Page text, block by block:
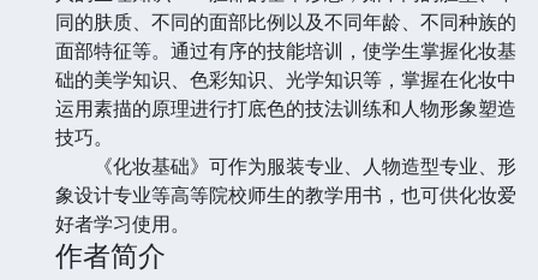
同的肤质、不同的面部比例以及不同年龄、不同种族的
面部特征等。通过有序的技能培训，使学生掌握化妆基
础的美学知识、色彩知识、光学知识等，掌握在化妆中
运用素描的原理进行打底色的技法训练和人物形象塑造
技巧。
《化妆基础》可作为服装专业、人物造型专业、形
象设计专业等高等院校师生的教学用书，也可供化妆爱
好者学习使用。
作者简介